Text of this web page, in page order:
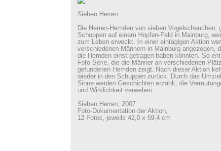
Sieben Herren
Die Herren-Hemden von sieben Vogelscheuchen,
Schuppen auf einem Hopfen-Feld in Mainburg,
zum Leben erweckt. In einer eintägigen Aktion
verschiedenen Männern in Mainburg angezogen,
die Hemden einst getragen haben könnten. So
Foto-Serie, die die Männer an verschiedenen
gefundenen Hemden zeigt. Nach dieser Aktion
wieder in den Schuppen zurück. Durch das
Sinne werden Geschichten erzählt, die
und Wirklichkeit verweben.
Sieben Herren, 2007
Foto-Dokumentation der Aktion,
12 Fotos, jeweils 42,0 x 59,4 cm